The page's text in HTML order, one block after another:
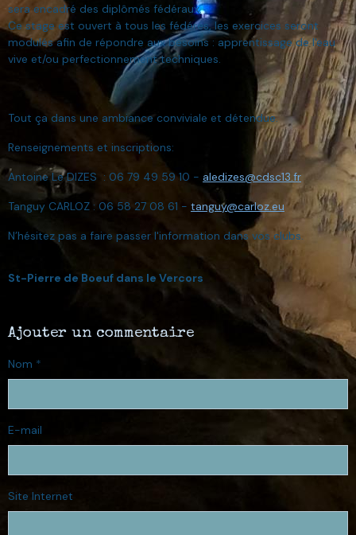
sera encadré des diplômés fédéraux.
Ce stage est ouvert à tous les fédérés, les exercices seront
modulés afin de répondre aux besoins : apprentissage de l'eau
vive et/ou perfectionnement techniques.
Tout ça dans une ambiance conviviale et détendue.
Renseignements et inscriptions:
Antoine Le DIZES : 06 79 49 59 10 - aledizes@cdsc13.fr
Tanguy CARLOZ : 06 58 27 08 61 - tanguy@carloz.eu
N’hésitez pas a faire passer l'information dans vos clubs.
St-Pierre de Boeuf dans le Vercors
Ajouter un commentaire
Nom
E-mail
Site Internet